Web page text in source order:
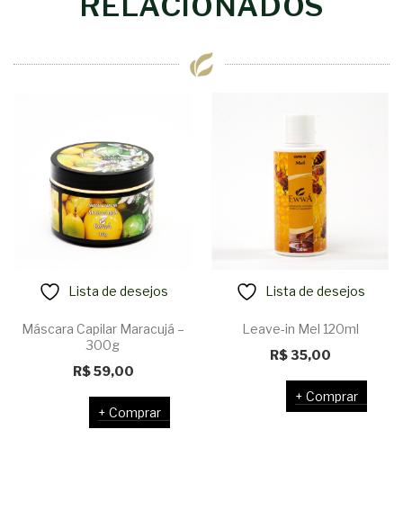
Lista de desejos
Máscara Capilar Maracujá –
300g
R$59,00
Comprar
Lista de desejos
Leave-in Mel 120ml
R$35,00
Comprar